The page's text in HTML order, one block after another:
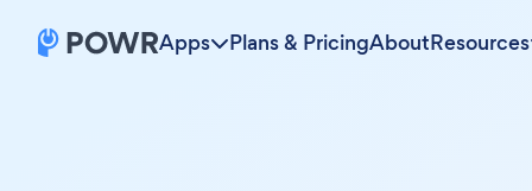
Apps Plans & PricingAboutResources